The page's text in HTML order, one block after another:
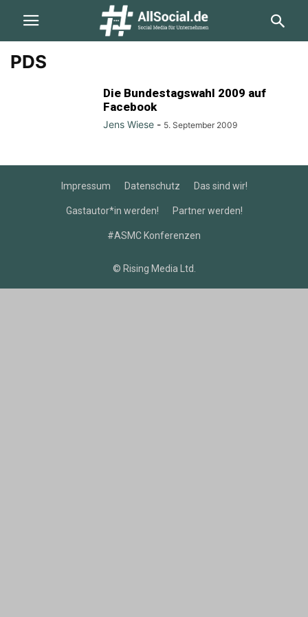
PDS
Die Bundestagswahl 2009 auf
Facebook
Jens Wiese - 5. September 2009
Impressum Datenschutz Das sind wir!
Gastautor*in werden! Partner werden!
#ASMC Konferenzen
© Rising Media Ltd.